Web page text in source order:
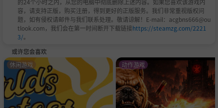
容，请支持正版，购买注册，得到更好的正版服务。我们非常重视版权问
题，如有侵权请邮件与我们联系处理。敬请谅解！E-mail：acgbns666@ou
tlook.com，我们会在第一时间断开下载链接https://steamzg.com/2221
3/。
或许您会喜欢
休闲游戏 动作游戏